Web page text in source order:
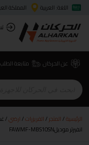
اللغة: العربية
المملكة
عن الحركان متابعة الطلب
الرئيسية/المتجر/الفريزرات/ارضي
انفيرتر موديلFAWMF-MBS10SN